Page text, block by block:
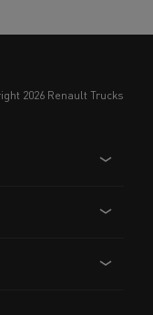
2026 Renault Trucks